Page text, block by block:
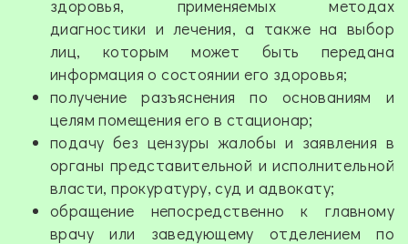
здоровья, применяемых методах
диагностики и лечения, а также на выбор
лиц, которым может быть передана
информация о состоянии его здоровья;
получение разъяснения по основаниям и
целям помещения его в стационар;
подачу без цензуры жалобы и заявления в
органы представительной и исполнительной
власти, прокуратуру, суд и адвокату;
обращение непосредственно к главному
врачу или заведующему отделением по